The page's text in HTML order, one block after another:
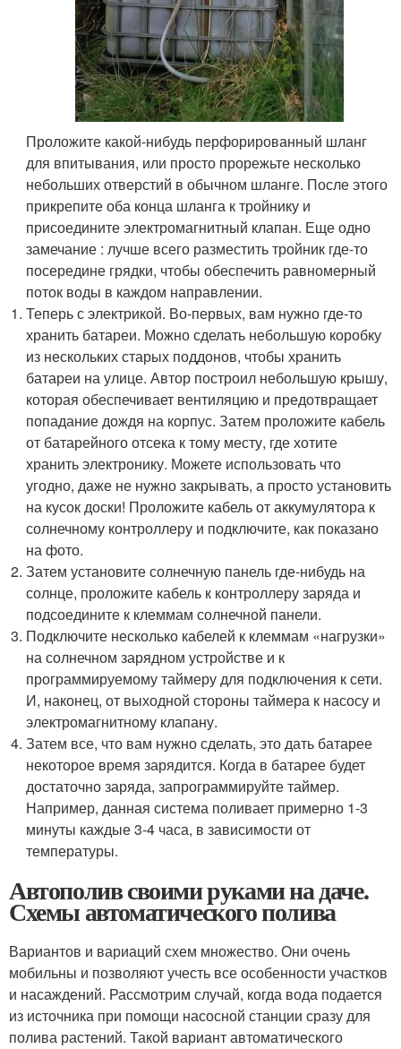
Проложите какой-нибудь перфорированный шланг
для впитывания, или просто прорежьте несколько
небольших отверстий в обычном шланге. После этого
прикрепите оба конца шланга к тройнику и
присоедините электромагнитный клапан. Еще одно
замечание : лучше всего разместить тройник где-то
посередине грядки, чтобы обеспечить равномерный
поток воды в каждом направлении.
Теперь с электрикой. Во-первых, вам нужно где-то
хранить батареи. Можно сделать небольшую коробку
из нескольких старых поддонов, чтобы хранить
батареи на улице. Автор построил небольшую крышу,
которая обеспечивает вентиляцию и предотвращает
попадание дождя на корпус. Затем проложите кабель
от батарейного отсека к тому месту, где хотите
хранить электронику. Можете использовать что
угодно, даже не нужно закрывать, а просто установить
на кусок доски! Проложите кабель от аккумулятора к
солнечному контроллеру и подключите, как показано
на фото.
Затем установите солнечную панель где-нибудь на
солнце, проложите кабель к контроллеру заряда и
подсоедините к клеммам солнечной панели.
Подключите несколько кабелей к клеммам «нагрузки»
на солнечном зарядном устройстве и к
программируемому таймеру для подключения к сети.
И, наконец, от выходной стороны таймера к насосу и
электромагнитному клапану.
Затем все, что вам нужно сделать, это дать батарее
некоторое время зарядится. Когда в батарее будет
достаточно заряда, запрограммируйте таймер.
Например, данная система поливает примерно 1-3
минуты каждые 3-4 часа, в зависимости от
температуры.
Автополив своими руками на даче.
Схемы автоматического полива
Вариантов и вариаций схем множество. Они очень
мобильны и позволяют учесть все особенности участков
и насаждений. Рассмотрим случай, когда вода подается
из источника при помощи насосной станции сразу для
полива растений. Такой вариант автоматического